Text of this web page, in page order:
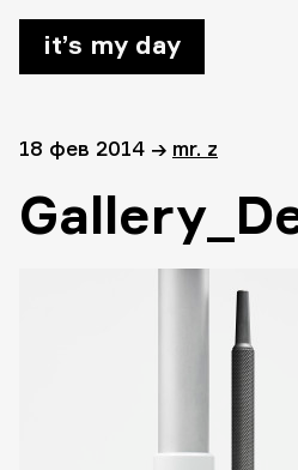
it’s my day
18 фев 2014 → mr. z